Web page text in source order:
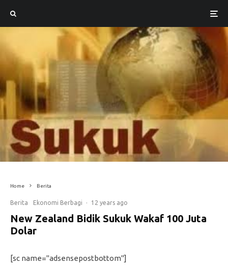
Home Berita
Berita Ekonomi Berbagi · 12 years ago
New Zealand Bidik Sukuk Wakaf 100 Juta
Dolar
[sc name="adsensepostbottom"]